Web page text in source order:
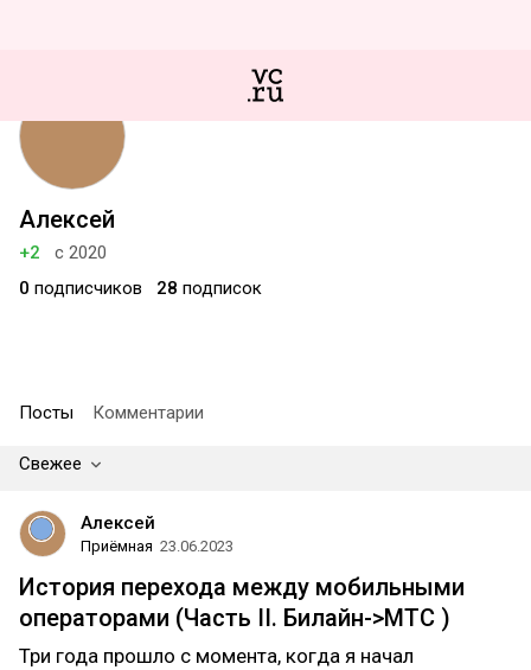
Алексей
+2
с 2020
0 подписчиков 28 подписок
Посты Комментарии
Свежее
Алексей
Приёмная 23.06.2023
История перехода между мобильными
операторами (Часть II. Билайн->МТС )
Три года прошло с момента, когда я начал